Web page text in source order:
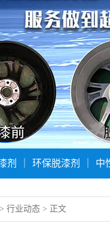
剂 环保脱漆剂 中
> 行业动态 > 正文